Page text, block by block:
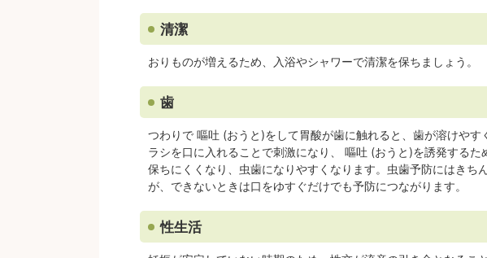
清潔
おりものが増えるため、入浴やシャワーで清潔を保ちましょう。
歯
つわりで 嘔吐 (おうと)をして胃酸が歯に触れると、歯が溶けや
ラシを口に入れることで刺激になり、 嘔吐 (おうと)を誘発する
保ちにくくなり、虫歯になりやすくなります。虫歯予防にはきち
が、できないときは口をゆすぐだけでも予防につながります。
性生活